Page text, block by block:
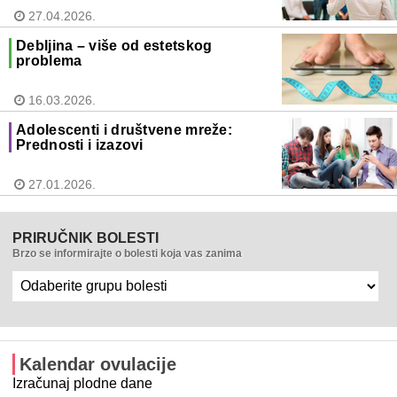
27.04.2026.
Debljina – više od estetskog
problema
16.03.2026.
Adolescenti i društvene mreže:
Prednosti i izazovi
27.01.2026.
PRIRUČNIK BOLESTI
Brzo se informirajte o bolesti koja vas zanima
Kalendar ovulacije
Izračunaj plodne dane